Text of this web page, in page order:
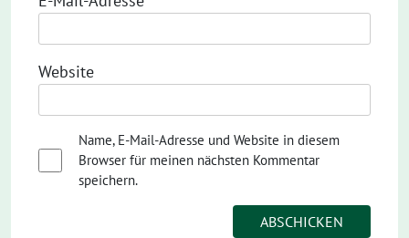
Website
Name, E-Mail-Adresse und Website in diesem
Browser für meinen nächsten Kommentar
speichern.